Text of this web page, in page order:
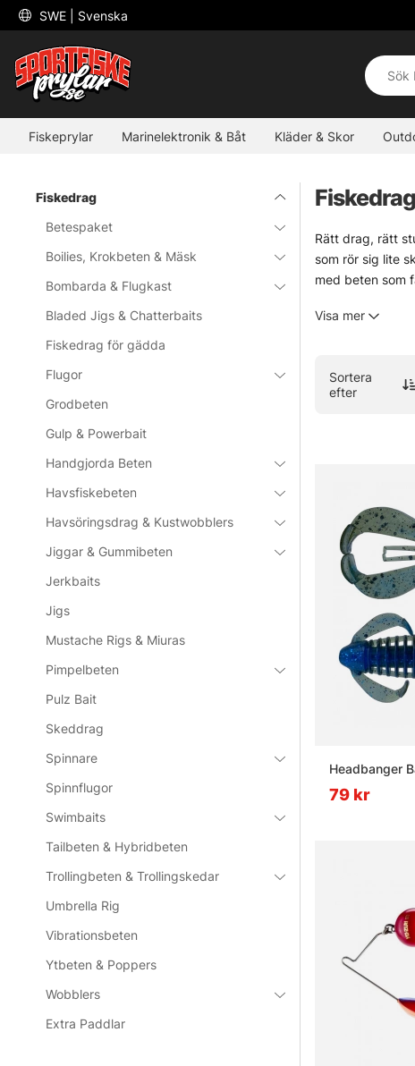
SWE | Svenska
Fiskeprylar Marinelektronik & Båt Kläder & Skor
Fiskedrag
Betespaket
Boilies, Krokbeten & Mäsk
Bombarda & Flugkast
Bladed Jigs & Chatterbaits
Fiskedrag för gädda
Flugor
Grodbeten
Gulp & Powerbait
Handgjorda Beten
Havsfiskebeten
Havsöringsdrag & Kustwobblers
Jiggar & Gummibeten
Jerkbaits
Jigs
Mustache Rigs & Miuras
Pimpelbeten
Pulz Bait
Skeddrag
Spinnare
Spinnflugor
Swimbaits
Tailbeten & Hybridbeten
Trollingbeten & Trollingskedar
Umbrella Rig
Vibrationsbeten
Ytbeten & Poppers
Wobblers
Extra Paddlar
Fiskedrag
Rätt drag, rätt
som rör sig lite
med beten som
ett säkert val i
Jerkbaits
Vad är ett
Vad är en
Vad är ett
Visa mer
Sortera
efter
Headbanger
79 kr